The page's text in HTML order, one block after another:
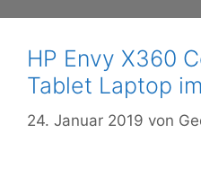
HP Envy X360
Tablet Laptop
24. Januar 2019 von